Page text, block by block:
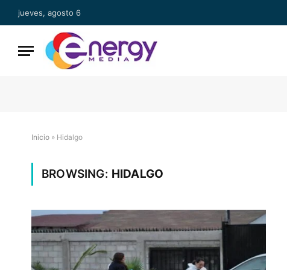
jueves, agosto 6
Inicio » Hidalgo
BROWSING: HIDALGO